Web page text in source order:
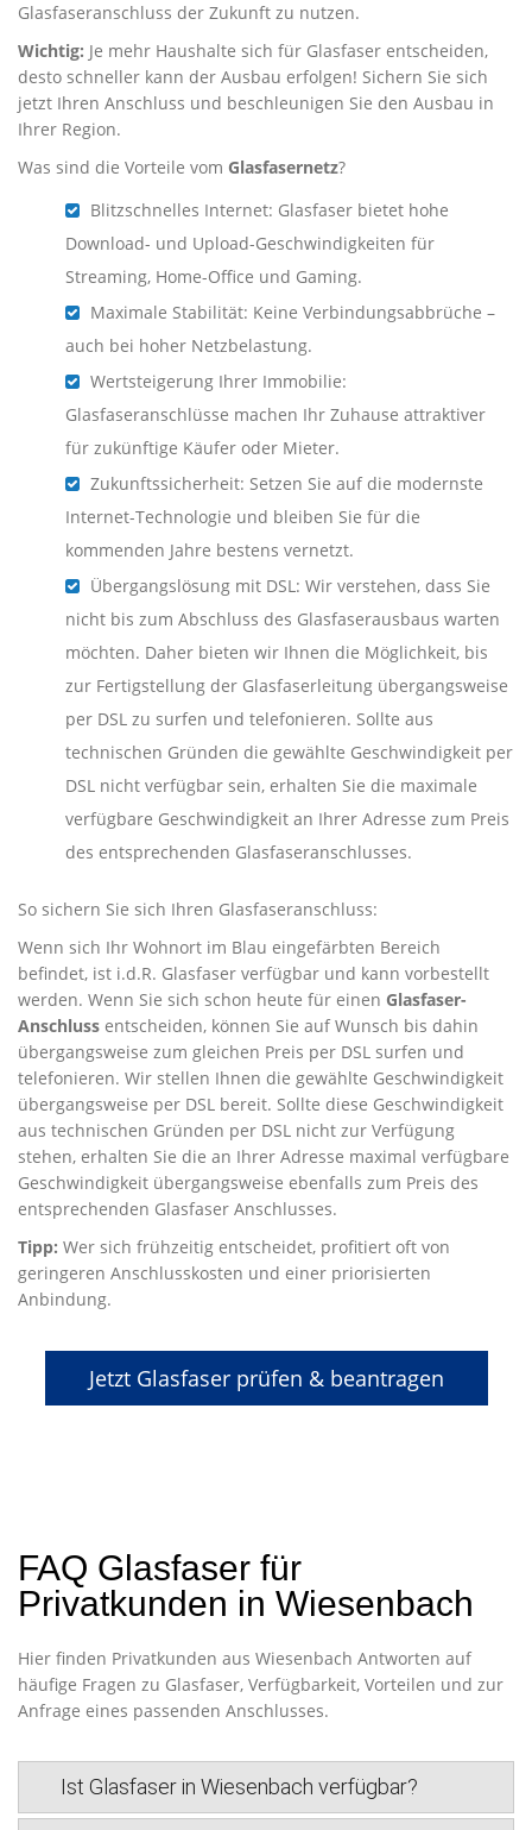
Glasfaseranschluss der Zukunft zu nutzen.
Wichtig: Je mehr Haushalte sich für Glasfaser entscheiden,
desto schneller kann der Ausbau erfolgen! Sichern Sie sich
jetzt Ihren Anschluss und beschleunigen Sie den Ausbau in
Ihrer Region.
Was sind die Vorteile vom Glasfasernetz?
Blitzschnelles Internet: Glasfaser bietet hohe
Download- und Upload-Geschwindigkeiten für
Streaming, Home-Office und Gaming.
Maximale Stabilität: Keine Verbindungsabbrüche –
auch bei hoher Netzbelastung.
Wertsteigerung Ihrer Immobilie:
Glasfaseranschlüsse machen Ihr Zuhause attraktiver
für zukünftige Käufer oder Mieter.
Zukunftssicherheit: Setzen Sie auf die modernste
Internet-Technologie und bleiben Sie für die
kommenden Jahre bestens vernetzt.
Übergangslösung mit DSL: Wir verstehen, dass Sie
nicht bis zum Abschluss des Glasfaserausbaus warten
möchten. Daher bieten wir Ihnen die Möglichkeit, bis
zur Fertigstellung der Glasfaserleitung übergangsweise
per DSL zu surfen und telefonieren. Sollte aus
technischen Gründen die gewählte Geschwindigkeit per
DSL nicht verfügbar sein, erhalten Sie die maximale
verfügbare Geschwindigkeit an Ihrer Adresse zum Preis
des entsprechenden Glasfaseranschlusses.
So sichern Sie sich Ihren Glasfaseranschluss:
Wenn sich Ihr Wohnort im Blau eingefärbten Bereich
befindet, ist i.d.R. Glasfaser verfügbar und kann vorbestellt
werden. Wenn Sie sich schon heute für einen Glasfaser-
Anschluss entscheiden, können Sie auf Wunsch bis dahin
übergangsweise zum gleichen Preis per DSL surfen und
telefonieren. Wir stellen Ihnen die gewählte Geschwindigkeit
übergangsweise per DSL bereit. Sollte diese Geschwindigkeit
aus technischen Gründen per DSL nicht zur Verfügung
stehen, erhalten Sie die an Ihrer Adresse maximal verfügbare
Geschwindigkeit übergangsweise ebenfalls zum Preis des
entsprechenden Glasfaser Anschlusses.
Tipp: Wer sich frühzeitig entscheidet, profitiert oft von
geringeren Anschlusskosten und einer priorisierten
Anbindung.
Jetzt Glasfaser prüfen & beantragen
FAQ Glasfaser für
Privatkunden in Wiesenbach
Hier finden Privatkunden aus Wiesenbach Antworten auf
häufige Fragen zu Glasfaser, Verfügbarkeit, Vorteilen und zur
Anfrage eines passenden Anschlusses.
Ist Glasfaser in Wiesenbach verfügbar?